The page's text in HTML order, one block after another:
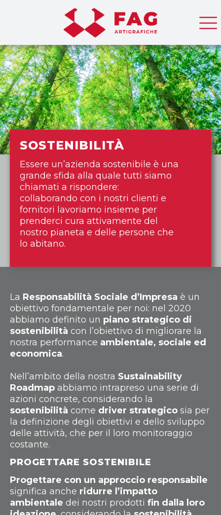
SOSTENIBILITÀ
Essere un’azienda sostenibile è una
grande sfida alla quale tutti siamo
chiamati a rispondere:
collaborando con i nostri clienti e
fornitori lavoriamo insieme per
prenderci cura attivamente del
nostro pianeta e delle persone che
lo abitano.
La Responsabilità Sociale d’Impresa è un
obiettivo fondamentale per noi: nel 2020
abbiamo definito un piano strategico di
sostenibilità con l’obiettivo di migliorare la
nostra performance ambientale, sociale ed
economica.
Nell’ambito della nostra Sustainability
Roadmap abbiamo intrapreso una serie di
azioni concrete, considerando la
sostenibilità come driver strategico sia per
la definizione degli obiettivi e dello sviluppo
delle attività, che per il loro monitoraggio
costante.
PROGETTARE SOSTENIBILE
Progettare con un approccio responsabile
significa anche ridurre l’impatto
ambientale dei nostri prodotti fin dalla loro